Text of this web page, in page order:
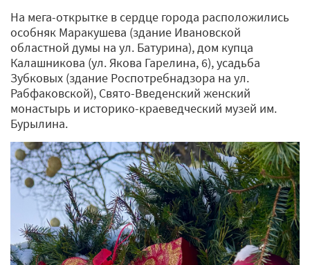
На мега-открытке в сердце города расположились
особняк Маракушева (здание Ивановской
областной думы на ул. Батурина), дом купца
Калашникова (ул. Якова Гарелина, 6), усадьба
Зубковых (здание Роспотребнадзора на ул.
Рабфаковской), Свято-Введенский женский
монастырь и историко-краеведческий музей им.
Бурылина.